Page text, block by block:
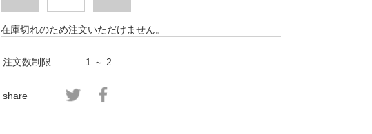
在庫切れのため注文いただけません。
注文数制限 1 ～ 2
share